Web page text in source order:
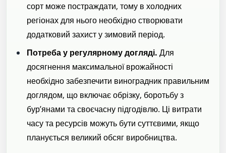
сорт може постраждати, тому в холодних
регіонах для нього необхідно створювати
додатковий захист у зимовий період.
Потреба у регулярному догляді. Для
досягнення максимальної врожайності
необхідно забезпечити виноградник правильним
доглядом, що включає обрізку, боротьбу з
бур’янами та своєчасну підгодівлю. Ці витрати
часу та ресурсів можуть бути суттєвими, якщо
планується великий обсяг виробництва.